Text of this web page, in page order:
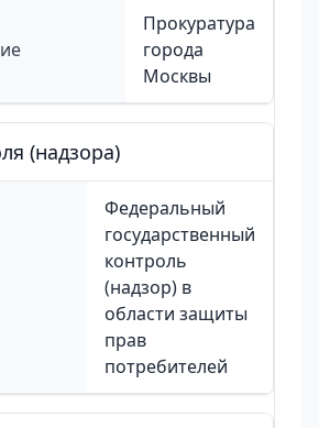
Прокуратура
города
Москвы
(надзора)
Федеральный
государственный
контроль
(надзор) в
области защиты
прав
потребителей